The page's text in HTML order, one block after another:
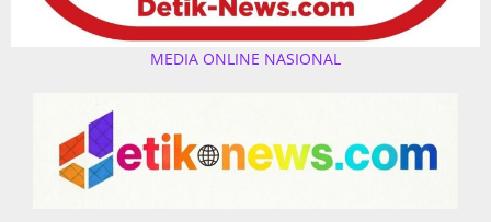
MEDIA ONLINE NASIONAL